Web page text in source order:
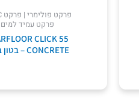
פרקט עמיד למים
CLICK 55
CONCRETE – בטון בהיר